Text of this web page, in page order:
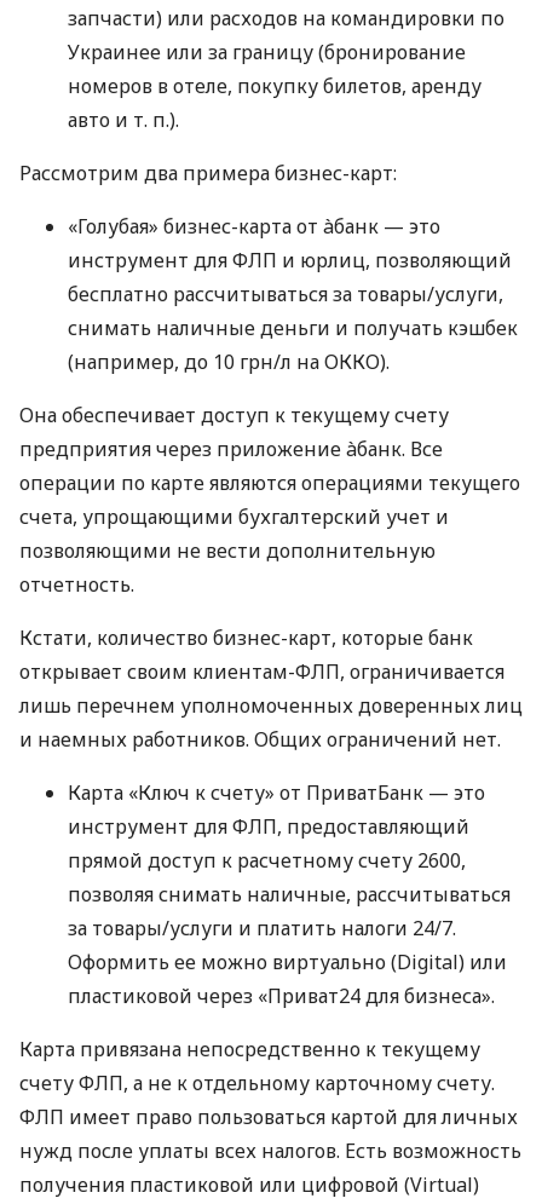
запчасти) или расходов на командировки по
Украинее или за границу (бронирование
номеров в отеле, покупку билетов, аренду
авто и т. п.).
Рассмотрим два примера бизнес-карт:
«Голубая» бизнес-карта от àбанк — это
инструмент для ФЛП и юрлиц, позволяющий
бесплатно рассчитываться за товары/услуги,
снимать наличные деньги и получать кэшбек
(например, до 10 грн/л на ОККО).
Она обеспечивает доступ к текущему счету
предприятия через приложение àбанк. Все
операции по карте являются операциями текущего
счета, упрощающими бухгалтерский учет и
позволяющими не вести дополнительную
отчетность.
Кстати, количество бизнес-карт, которые банк
открывает своим клиентам-ФЛП, ограничивается
лишь перечнем уполномоченных доверенных лиц
и наемных работников. Общих ограничений нет.
Карта «Ключ к счету» от ПриватБанк — это
инструмент для ФЛП, предоставляющий
прямой доступ к расчетному счету 2600,
позволяя снимать наличные, рассчитываться
за товары/услуги и платить налоги 24/7.
Оформить ее можно виртуально (Digital) или
пластиковой через «Приват24 для бизнеса».
Карта привязана непосредственно к текущему
счету ФЛП, а не к отдельному карточному счету.
ФЛП имеет право пользоваться картой для личных
нужд после уплаты всех налогов. Есть возможность
получения пластиковой или цифровой (Virtual)